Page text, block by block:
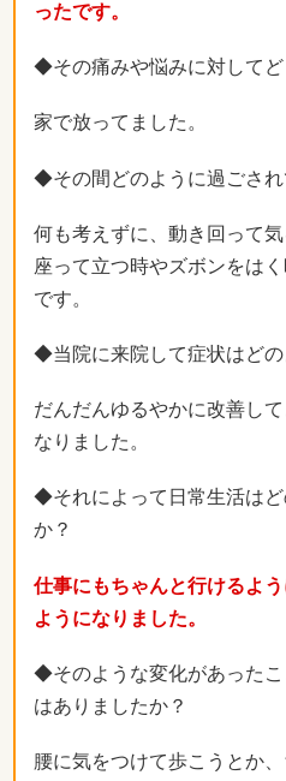
ったです。
◆その痛みや悩みに対してど
家で放ってました。
◆その間どのように過ごされ
何も考えずに、動き回って
座って立つ時やズボンをは
です。
◆当院に来院して症状はどの
だんだんゆるやかに改善し
なりました。
◆それによって日常生活は
か？
仕事にもちゃんと行けるよ
ようになりました。
◆そのような変化があった
はありましたか？
腰に気をつけて歩こうとか